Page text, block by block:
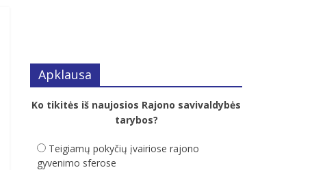
Apklausa
Ko tikitės iš naujosios Rajono savivaldybės
tarybos?
Teigiamų pokyčių įvairiose rajono
gyvenimo sferose